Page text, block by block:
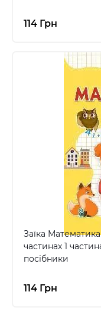
114 Грн
Заїка
частинах 1
посібники
114 Грн